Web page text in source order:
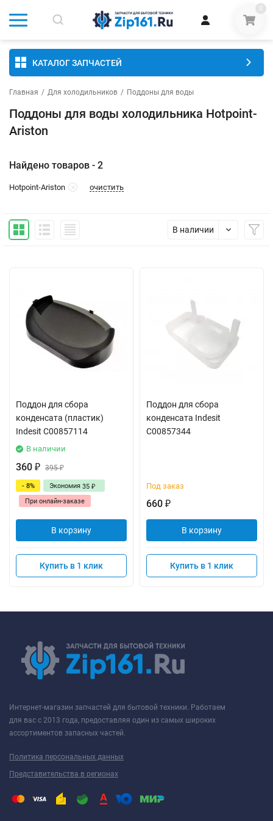
0
КАТАЛОГ ЗАПЧАСТЕЙ
Главная / Для холодильников / Поддоны для воды
Поддоны для воды холодильника Hotpoint-
Ariston
Найдено товаров - 2
Hotpoint-Ariston очистить
В наличии
Поддон для сбора
конденсата (пластик)
Indesit C00857114
В наличии
360 ₽ 395₽
- 8% Экономия 35 ₽
При онлайн-заказе
В корзину
Купить в 1 клик
Поддон для сбора
конденсата Indesit
C00857344
Под заказ
660 ₽
В корзину
Купить в 1 клик
Интернет-магазин запчастей для бытовой техники. Работаем
для вас с 2013 года, предоставляя один из самых широких
ассортиментов запасных частей.
Политика персональных данных
Представительства в регионах